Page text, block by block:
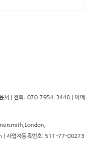
윤서 | 전화: 070-7954-3448 | 이메
사업자등록번호: 511-77-00273